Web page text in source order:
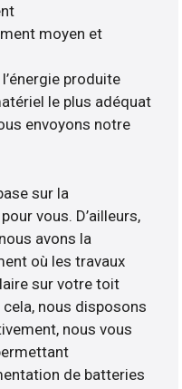
moyen et
produite
le plus adéquat
envoyons notre
sur la
vous. D’ailleurs,
avons la
où les travaux
sur votre toit
nous disposons
nous vous
de batteries